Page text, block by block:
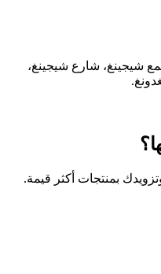
شيجينغ، شارع شيجينغ،
بمنتجات أكثر قيمة.